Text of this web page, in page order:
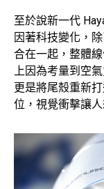
至於說新一代
因著科技變化，
合在一起，整體
上因為考量到空
更是將尾殼重新
位，視覺衝擊讓人